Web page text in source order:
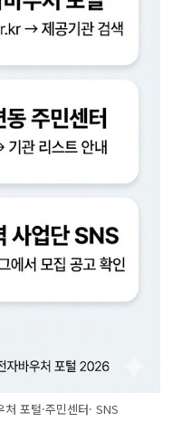
포털·주민센터· SNS